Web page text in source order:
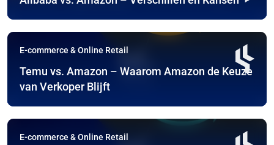
E-commerce & Online Retail
Temu vs. Amazon – Waarom Amazon de Keuze
van Verkoper Blijft
E-commerce & Online Retail